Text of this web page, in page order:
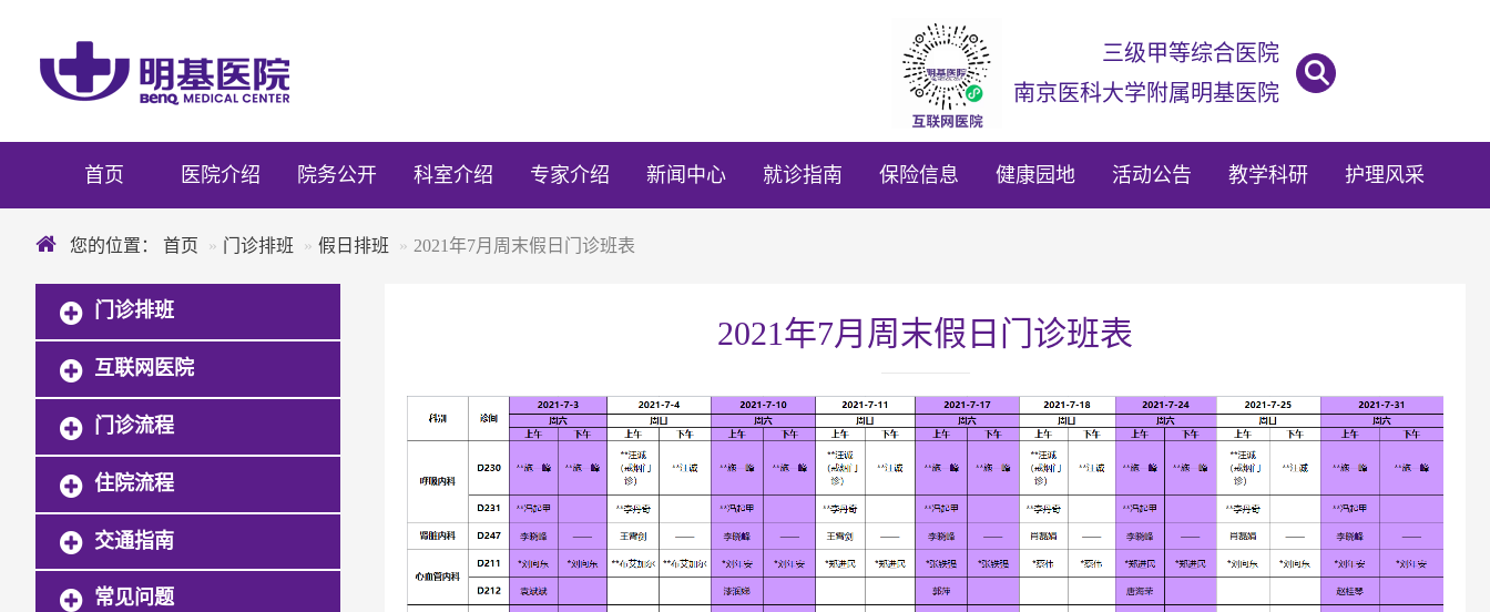
三级甲等综合医院
南京医科大学附属明基医院

首页 医院介绍 院务公开 科室介绍 专家介绍 新闻中心 就诊指南 保险信息 健康园地 活动公告 教学科研 护理风采
您的位置： 首页 门诊排班 假日排班 2021年7月周末假日门诊班表
门诊排班
互联网医院
门诊流程
住院流程
交通指南
常见问题
2021年7月周末假日门诊班表